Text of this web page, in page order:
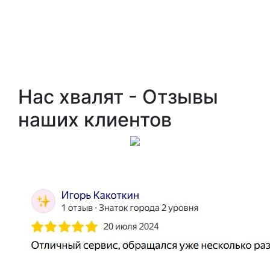
Нас хвалят - Отзывы
наших клиентов